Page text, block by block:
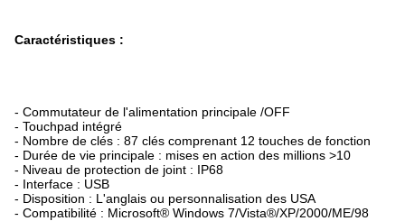
Caractéristiques :
- Commutateur de l'alimentation principale /OFF
- Touchpad intégré
- Nombre de clés : 87 clés comprenant 12 touches de fonction
- Durée de vie principale : mises en action des millions >10
- Niveau de protection de joint : IP68
- Interface : USB
- Disposition : L'anglais ou personnalisation des USA
- Compatibilité : Microsoft® Windows 7/Vista®/XP/2000/ME/98